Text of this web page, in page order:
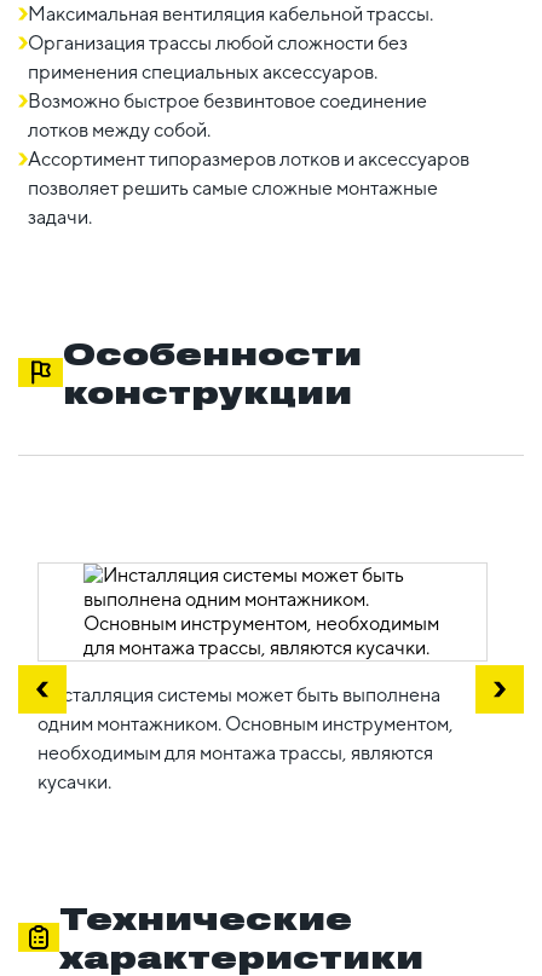
Максимальная вентиляция кабельной трассы.
Организация трассы любой сложности без
применения специальных аксессуаров.
Возможно быстрое безвинтовое соединение
лотков между собой.
Ассортимент типоразмеров лотков и аксессуаров
позволяет решить самые сложные монтажные
задачи.
Особенности
конструкции
Инсталляция системы может быть выполнена
одним монтажником. Основным инструментом,
необходимым для монтажа трассы, являются
кусачки.
Технические
характеристики